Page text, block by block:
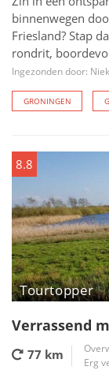
binnenwegen
Friesland? Stap
rondrit,
Ingezonden door: Niek
GRONINGEN
8.8
Tourtopper
Verrassend
77 km
Erg